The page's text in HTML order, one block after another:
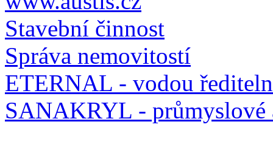
Stavební činnost
Správa nemovitostí
ETERNAL - vodou
SANAKRYL - průmyslové